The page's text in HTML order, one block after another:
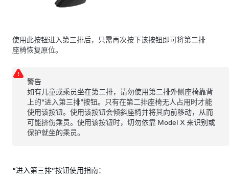
使用此按钮进入第三排后，只需再次按下该按钮即可将第二排
座椅恢复原位。
警告
如有儿童或乘员坐在第二排，请勿使用第二排外侧座椅靠背
上的“进入第三排”按钮。只有在第二排座椅无人占用时才能
使用该按钮。使用该按钮会倾斜座椅并将其向前移动，从而
可能挤伤乘员。使用该按钮时，切勿依靠 Model X 来识别或
保护就坐的乘员。
“进入第三排”按钮使用指南：